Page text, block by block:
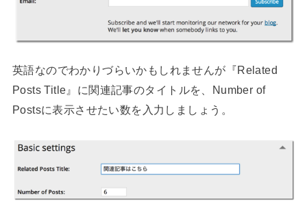
英語なのでわかりづらいかもしれませんが『Related
Posts Title』に関連記事のタイトルを、Number of
Postsに表示させたい数を入力しましょう。